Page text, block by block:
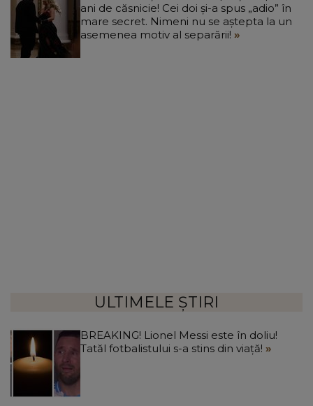
ani de căsnicie! Cei doi și-a spus „adio” în
mare secret. Nimeni nu se aștepta la un
asemenea motiv al separării!
ULTIMELE ȘTIRI
BREAKING! Lionel Messi este în doliu!
Tatăl fotbalistului s-a stins din viață!